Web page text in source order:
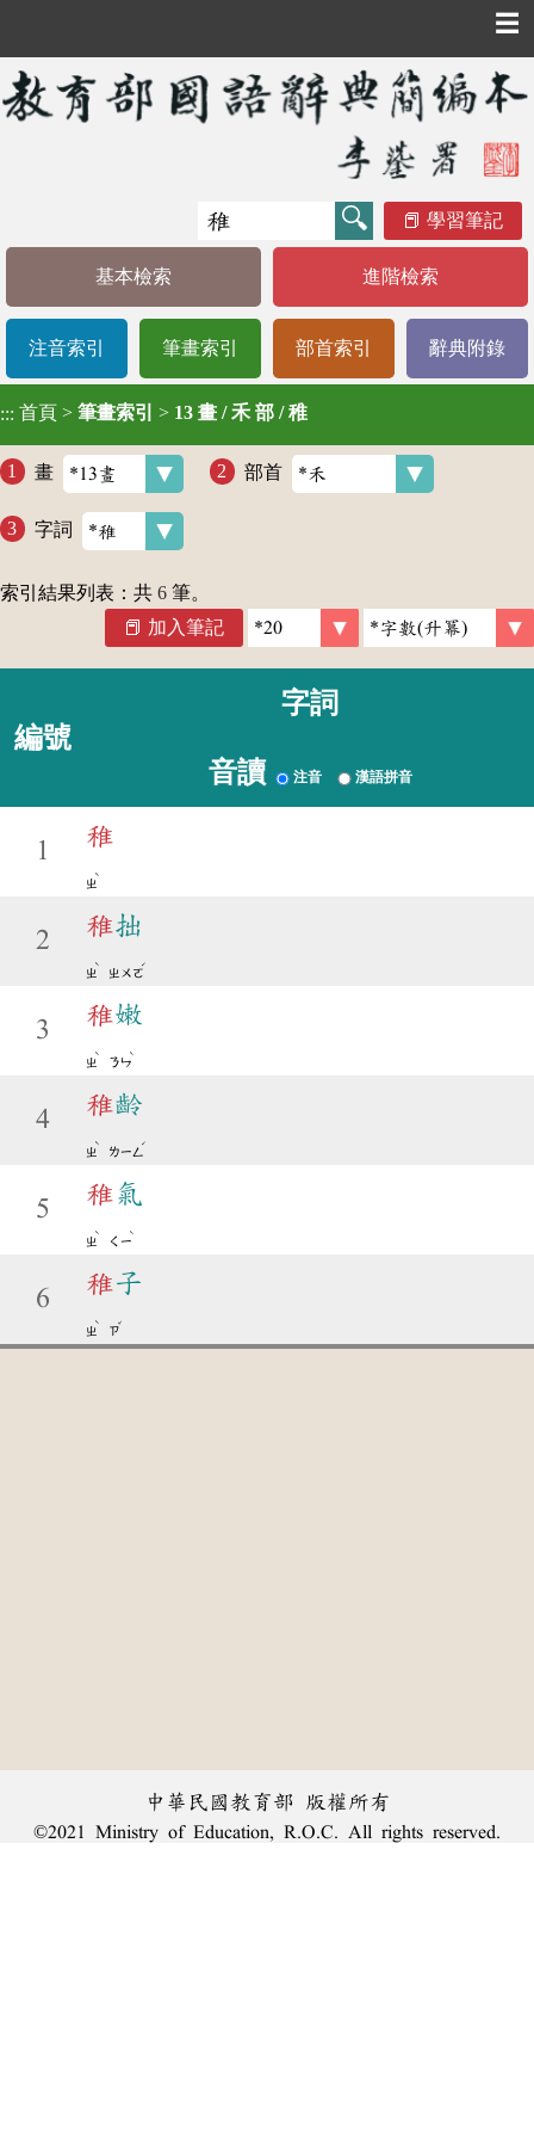
☰
學習筆記
基本檢索 進階檢索
注音索引 筆畫索引 部首索引 辭典附錄
::: 首頁 > 筆畫索引 > 13 畫 / 禾 部 / 稚
畫 部首
字詞
索引結果列表：共 6 筆。
加入筆記
編號
字詞
音讀 注音 漢語拼音
1
稚
ㄓ
ˋ
2
稚拙
ㄓ
ˋ
ㄓㄨㄛ
ˊ
3
稚嫩
ㄓ
ˋ
ㄋㄣ
ˋ
4
稚齡
ㄓ
ˋ
ㄌㄧㄥ
ˊ
5
稚氣
ㄓ
ˋ
ㄑㄧ
ˋ
6
稚子
ㄓ
ˋ
ㄗ
ˇ
中華民國教育部 版權所有
©2021 Ministry of Education, R.O.C. All rights reserved.